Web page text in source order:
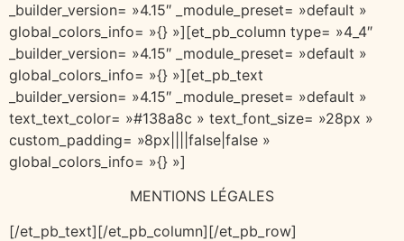
_builder_version= »4.15″ _module_preset= »default »
global_colors_info= »{} »][et_pb_column type= »4_4″
_builder_version= »4.15″ _module_preset= »default »
global_colors_info= »{} »][et_pb_text
_builder_version= »4.15″ _module_preset= »default »
text_text_color= »#138a8c » text_font_size= »28px »
custom_padding= »8px||||false|false »
global_colors_info= »{} »]
MENTIONS LÉGALES
[/et_pb_text][/et_pb_column][/et_pb_row]